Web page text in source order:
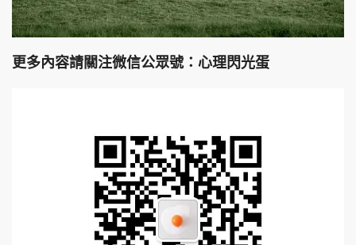
更多內容請關注微信公眾號：心理閃光蛋